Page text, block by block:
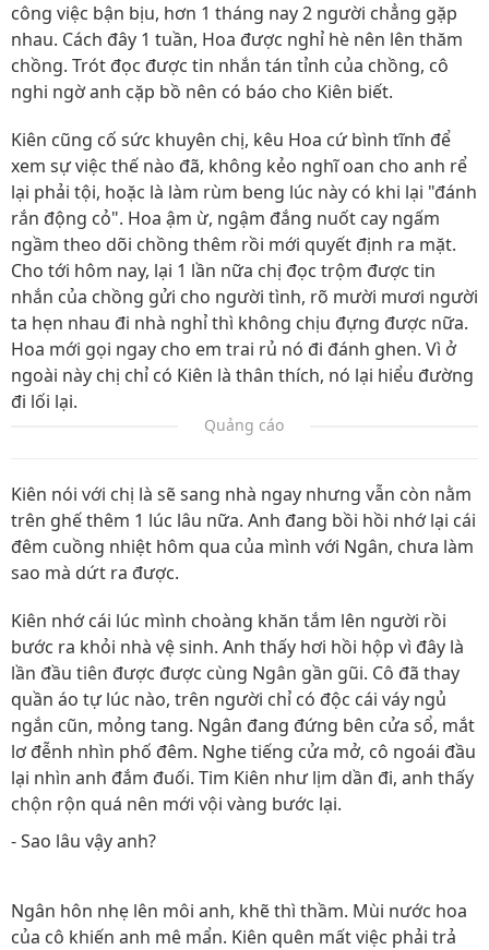
công việc bận bịu, hơn 1 tháng nay 2 người chẳng gặp
nhau. Cách đây 1 tuần, Hoa được nghỉ hè nên lên thăm
chồng. Trót đọc được tin nhắn tán tỉnh của chồng, cô
nghi ngờ anh cặp bồ nên có báo cho Kiên biết.
Kiên cũng cố sức khuyên chị, kêu Hoa cứ bình tĩnh để
xem sự việc thế nào đã, không kẻo nghĩ oan cho anh rể
lại phải tội, hoặc là làm rùm beng lúc này có khi lại "đánh
rắn động cỏ". Hoa ậm ừ, ngậm đắng nuốt cay ngấm
ngầm theo dõi chồng thêm rồi mới quyết định ra mặt.
Cho tới hôm nay, lại 1 lần nữa chị đọc trộm được tin
nhắn của chồng gửi cho người tình, rõ mười mươi người
ta hẹn nhau đi nhà nghỉ thì không chịu đựng được nữa.
Hoa mới gọi ngay cho em trai rủ nó đi đánh ghen. Vì ở
ngoài này chị chỉ có Kiên là thân thích, nó lại hiểu đường
đi lối lại.
Quảng cáo
Kiên nói với chị là sẽ sang nhà ngay nhưng vẫn còn nằm
trên ghế thêm 1 lúc lâu nữa. Anh đang bồi hồi nhớ lại cái
đêm cuồng nhiệt hôm qua của mình với Ngân, chưa làm
sao mà dứt ra được.
Kiên nhớ cái lúc mình choàng khăn tắm lên người rồi
bước ra khỏi nhà vệ sinh. Anh thấy hơi hồi hộp vì đây là
lần đầu tiên được được cùng Ngân gần gũi. Cô đã thay
quần áo tự lúc nào, trên người chỉ có độc cái váy ngủ
ngắn cũn, mỏng tang. Ngân đang đứng bên cửa sổ, mắt
lơ đễnh nhìn phố đêm. Nghe tiếng cửa mở, cô ngoái đầu
lại nhìn anh đắm đuối. Tim Kiên như lịm dần đi, anh thấy
chộn rộn quá nên mới vội vàng bước lại.
- Sao lâu vậy anh?
Ngân hôn nhẹ lên môi anh, khẽ thì thầm. Mùi nước hoa
của cô khiến anh mê mẩn. Kiên quên mất việc phải trả